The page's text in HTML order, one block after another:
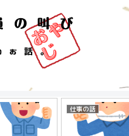
仕事の話